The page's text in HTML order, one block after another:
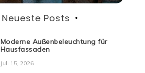
Neueste Posts
Moderne Außenbeleuchtung für
Hausfassaden
Juli 15, 2026